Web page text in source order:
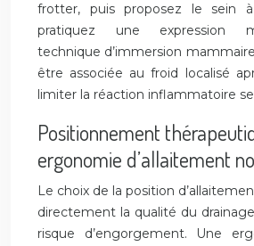
frotter, puis proposez le sein
pratiquez une expression
technique d’immersion
être associée au froid localisé
limiter la réaction inflammatoire
Positionnement
ergonomie d’allaitement
Le choix de la position
directement la qualité du
risque d’engorgement. Une